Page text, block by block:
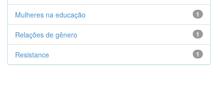
1
Mulheres na educação
1
Relações de gênero
1
Resistance